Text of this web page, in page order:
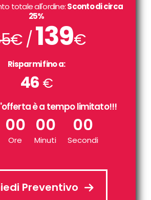
totale all'ordine:Sconto di circa
25%
€ /139€
Risparmi fino a:
46 €
è a tempo limitato!!!
00
Ore
00
Minuti
00
Secondi
Preventivo